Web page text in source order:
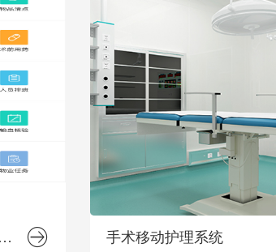
手术移动护理系统详细流程(千佛山医院版） 手术移动护理系统